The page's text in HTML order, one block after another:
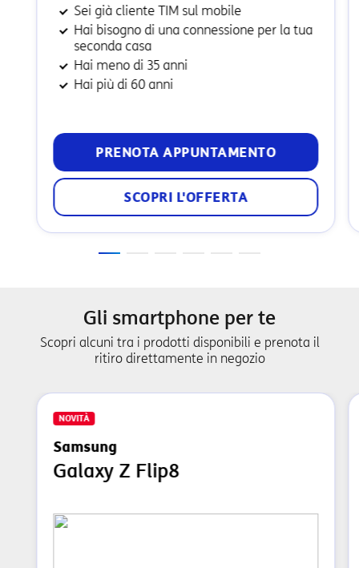
Sei già cliente TIM sul mobile
Hai bisogno di una connessione per la tua
seconda casa
Hai meno di 35 anni
Hai più di 60 anni
PRENOTA APPUNTAMENTO
SCOPRI L'OFFERTA
Gli smartphone per te
Scopri alcuni tra i prodotti disponibili e prenota il
ritiro direttamente in negozio
NOVITÀ
Samsung
Galaxy Z Flip8